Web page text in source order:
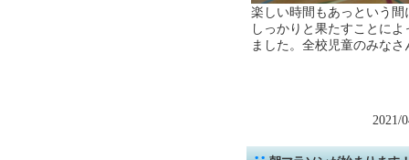
楽しい時間もあっという
しっかりと果たすことに
ました。全校児童のみな
2021/